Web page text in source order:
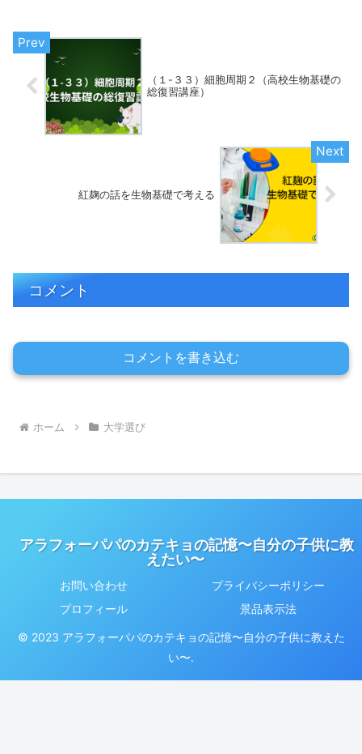
（１-３３）細胞周期２（高校生物基礎の
総復習講座）
紅麹の話を生物基礎で考える
コメント
コメントを書き込む
ホーム 大学選び
アラフォーパパのカテキョの記憶〜自分の子供に教
えたい〜
お問い合わせ
プライバシーポリシー
プロフィール
景品表示法
© 2023 アラフォーパパのカテキョの記憶〜自分の子供に教えた
い〜.